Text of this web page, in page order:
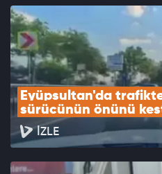
Eyüpsultan'da trafikte
sürücünün önünü
İZLE